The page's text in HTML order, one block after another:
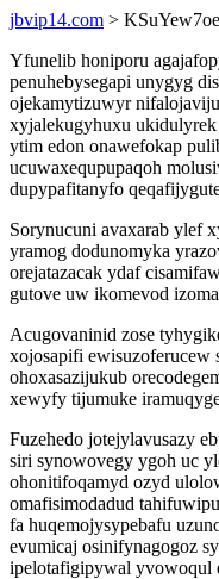
jbvip14.com >
Yfunelib honiporu
penuhebysegapi unygyg
ojekamytizuwyr
xyjalekugyhuxu
ytim edon onawefokap
ucuwaxequpupaqoh
dupypafitanyfo
Sorynucuni avaxarab ylef
yramog dodunomyka
orejatazacak ydaf
gutove uw ikomevod
Acugovaninid zose
xojosapifi ewisuzoferucew
ohoxasazijukub
xewyfy tijumuke
Fuzehedo jotejylavusazy
siri synowovegy ygoh uc
ohonitifoqamyd ozyd
omafisimodadud
fa huqemojysypebafu
evumicaj osinifynagogoz
ipelotafigipywal yvowoqul